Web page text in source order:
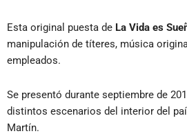
Esta original puesta de La Vida es
manipulación de títeres, música
empleados.
Se presentó durante septiembre de
distintos escenarios del interior del
Martín.